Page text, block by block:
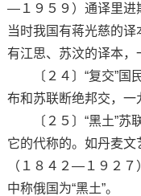
—１９５９）通译里进
当时我国有蒋光慈的
有江思、苏汶的译本，
〔２４〕“复交”国民
布和苏联断绝邦交，一
〔２５〕“黑土”苏联
它的代称的。如丹麦文
（１８４２—１９２
中称俄国为“黑土”。